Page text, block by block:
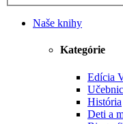
Naše knihy
Kategórie
Edícia
História
Deti a